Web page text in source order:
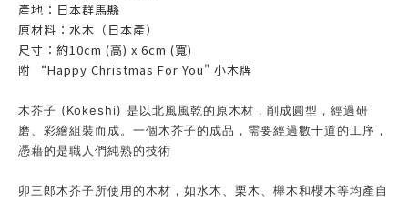
產地：日本群馬縣
原材料：水木（日本產）
尺寸： 約10cm (高) x 6cm (寬)
附 “Happy Christmas For You" 小木牌
木芥子 (Kokeshi) 是以北風風乾的原木材，削成圓型，經過研
磨、彩繪組裝而成。一個木芥子的成品，需要經過數十道的工序，
憑藉的是職人們純熟的技術
卯三郎木芥子所使用的木材，如水木、栗木、櫸木和櫻木等均產自